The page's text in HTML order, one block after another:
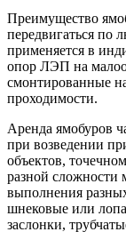
Преимущество
передвигаться по
применяется в
опор ЛЭП на
смонтированные
проходимости.
Аренда ямобуров
при возведении
объектов,
разной сложности
выполнения
шнековые или
заслонки,